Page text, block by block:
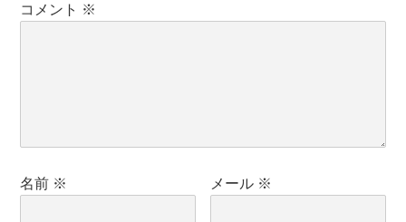
コメント ※
名前 ※ メール ※